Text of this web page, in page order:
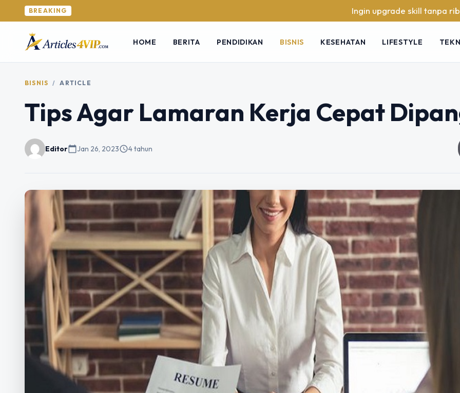
BREAKING Ingin upgrade skill tanpa ribet?
HOME BERITA PENDIDIKAN BISNIS KESEHATAN LIFESTYLE
BISNIS / ARTICLE
Tips Agar Lamaran Kerja Cepat
Editorcalendar_todayJan 26, 2023schedule4 tahun